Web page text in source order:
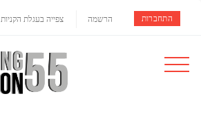
צפייה בעגלת הקניות הרשמה התחברות
Toggle